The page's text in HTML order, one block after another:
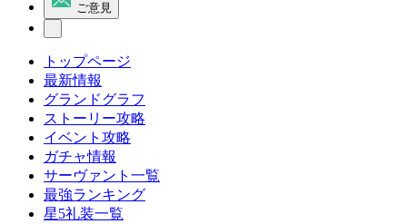
ご意見
トップページ
最新情報
グランドグラフ
ストーリー攻略
イベント攻略
ガチャ情報
サーヴァント一覧
最強ランキング
星5礼装一覧